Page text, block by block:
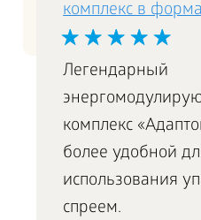
комплекс в
Легендарный
комплекс
более удобной
использования
спреем.